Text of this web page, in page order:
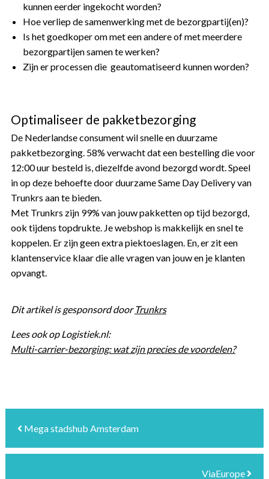
kunnen eerder ingekocht worden?
Hoe verliep de samenwerking met de bezorgpartij(en)?
Is het goedkoper om met een andere of met meerdere
bezorgpartijen samen te werken?
Zijn er processen die geautomatiseerd kunnen worden?
Optimaliseer de pakketbezorging
De Nederlandse consument wil snelle en duurzame
pakketbezorging. 58% verwacht dat een bestelling die voor
12:00 uur besteld is, diezelfde avond bezorgd wordt. Speel
in op deze behoefte door duurzame Same Day Delivery van
Trunkrs aan te bieden.
Met Trunkrs zijn 99% van jouw pakketten op tijd bezorgd,
ook tijdens topdrukte. Je webshop is makkelijk en snel te
koppelen. Er zijn geen extra piektoeslagen. En, er zit een
klantenservice klaar die alle vragen van jouw en je klanten
opvangt.
Dit artikel is gesponsord doorTrunkrs
Lees ook op Logistiek.nl:
Multi-carrier-bezorging: wat zijn precies de voordelen?
Mega stadshub Amsterdam
ViaEurope